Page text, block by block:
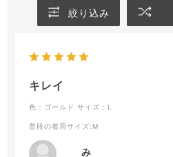
絞り込み
キレイ
色：ゴールド サイズ：L
普段の着用サイズ:M
み